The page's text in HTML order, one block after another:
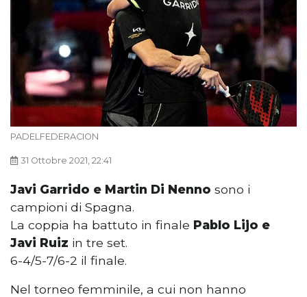
PADELFEDERACION
31 Ottobre 2021, 22:41
Javi Garrido e Martin Di Nenno sono i
campioni di Spagna.
La coppia ha battuto in finale Pablo Lijo e
Javi Ruiz in tre set.
6-4/5-7/6-2 il finale.
Nel torneo femminile, a cui non hanno